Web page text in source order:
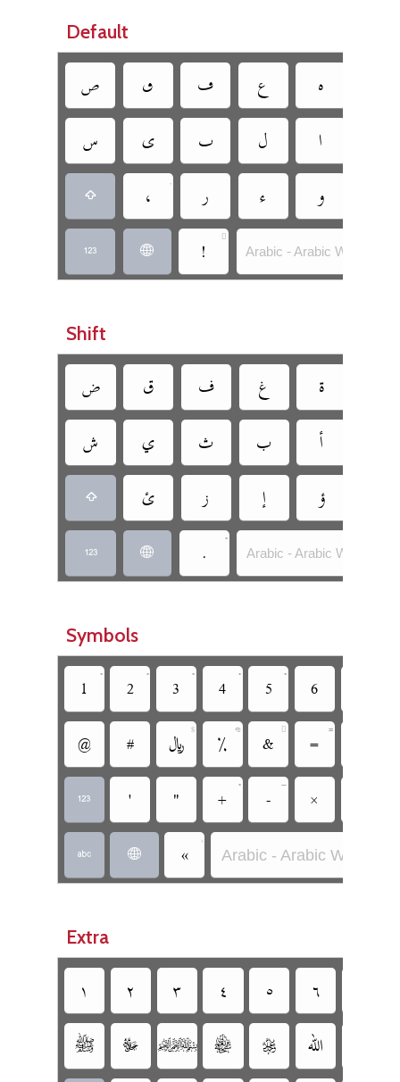
Default
‏ ‏ ‏ ‏ ‏
‏
‏ ‏ ‏ ‏
‏ ‏  ‏ ‏ ‏
‏ ‏ ‏ 
Arabic - Arabic W/O Dots
Shift
‏ ‏ ‏ ‏ ‏
‏
‏ ‏ ‏ ‏
‏ ‏ ‏ ‏ ‏
‏ ‏ ‏ •
Arabic - Arabic W/O Dots
Symbols
‏ • ‏ • ‏ • ‏ • ‏ • ‏
‏ ‏ ‏  ‏  ‏  ‏ 
‏ ‏ ‏ ‏ • ‏  ‏
‏ ‏ ‏ 
Arabic - Arabic W/O Dots
Extra
‏ ‏ ‏ ‏ ‏ ‏
‏
‏ ‏ ‏ ‏ ‏